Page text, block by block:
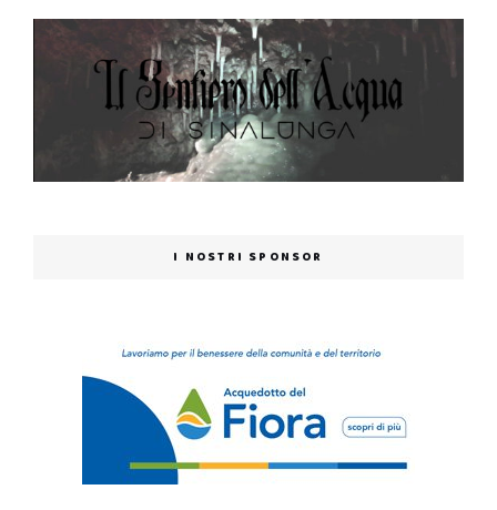
I NOSTRI SPONSOR